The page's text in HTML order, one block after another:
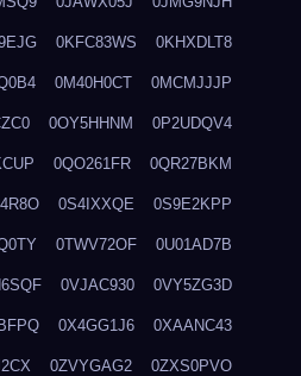
0KFC83WS 0KHXDLT8
0M40H0CT 0MCMJJJP
0OY5HHNM 0P2UDQV4
0QO261FR 0QR27BKM
0S4IXXQE 0S9E2KPP
0TWV72OF 0U01AD7B
0VJAC930 0VY5ZG3D
0X4GG1J6 0XAANC43
0ZVYGAG2 0ZXS0PVO